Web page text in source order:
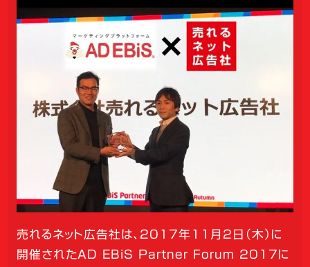
売れるネット広告社は、2017年11月2日（木）に
開催されたAD EBiS Partner Forum 2017に